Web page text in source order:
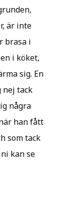
är inte
brasa i
i köket,
sig. En
nej tack
några
han fått
som tack
kan se